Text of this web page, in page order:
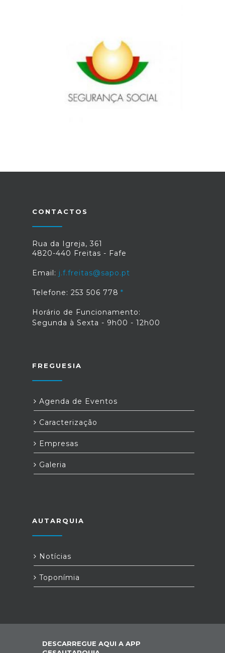
Fecha em 8 horas e 22 minutos
Disponível por Telefone:
Farmácia Ferreira Leite
Rua Luís de Camões, 114, FR B F Fafe
Tel.: 253 503 452
CONTACTOS
Rua da Igreja, 361
4820-440 Freitas - Fafe
Email: j.f.freitas@sapo.pt
Telefone: 253 506 778
Horário de Funcionamento:
Segunda à Sexta - 9h00 - 12h00
FREGUESIA
Agenda de Eventos
Caracterização
Empresas
Galeria
AUTARQUIA
Notícias
Toponímia
DESCARREGUE AQUI A APP